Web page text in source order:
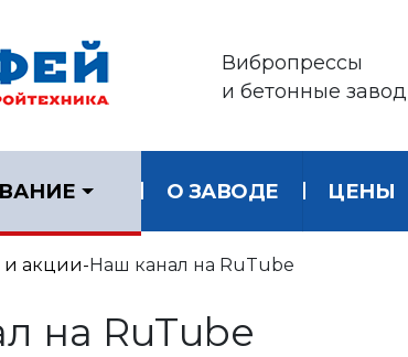
Вибропрессы
и бетонные
О ЗАВОДЕ ЦЕНЫ
и акции Наш канал на RuTube
на RuTube